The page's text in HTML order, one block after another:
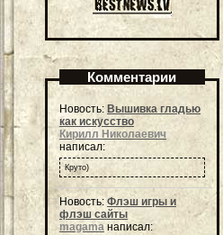
Комментарии
Новость: Вышивка гладью
как искусство
Кирилл Николаевич
написал:
Круто)
Новость: Флэш игры и
флэш сайты
magama написал: